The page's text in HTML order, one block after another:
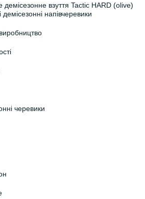
демісезонне взуття Tactic HARD (olive)
демісезонні напівчеревики
черевики